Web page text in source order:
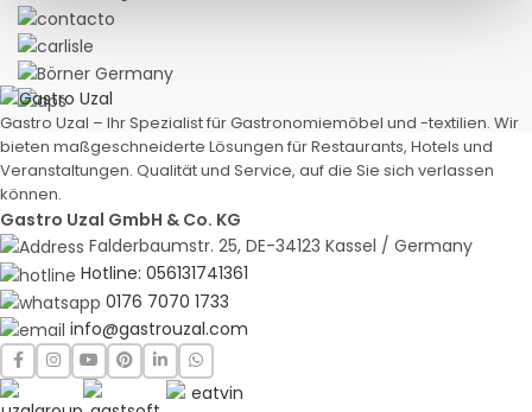
Gastro Uzal – Ihr Spezialist für Gastronomiemöbel und -textilien. Wir
bieten maßgeschneiderte Lösungen für Restaurants, Hotels und
Veranstaltungen. Qualität und Service, auf die Sie sich verlassen
können.
Gastro Uzal GmbH & Co. KG
Falderbaumstr. 25, DE-34123 Kassel / Germany
Hotline: 056131741361
0176 7070 1733
info@gastrouzal.com